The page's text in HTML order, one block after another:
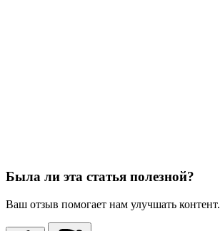
Была ли эта статья полезной?
Ваш отзыв помогает нам улучшать контент.